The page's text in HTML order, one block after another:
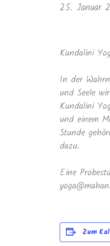
25. Januar
Kundalini
In der
und Seele
Kundalini
und einem
Stunde
dazu.
Eine
Zum